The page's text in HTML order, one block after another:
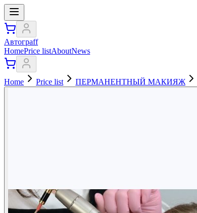
Автограff
HomePrice listAboutNews
Home Price list ПЕРМАНЕНТНЫЙ МАКИЯЖ